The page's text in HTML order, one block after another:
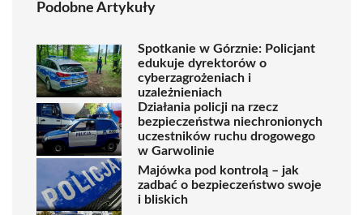
Podobne Artykuły
Spotkanie w Górznie: Policjant
edukuje dyrektorów o
cyberzagrożeniach i
uzależnieniach
Działania policji na rzecz
bezpieczeństwa niechronionych
uczestników ruchu drogowego
w Garwolinie
Majówka pod kontrolą – jak
zadbać o bezpieczeństwo swoje
i bliskich